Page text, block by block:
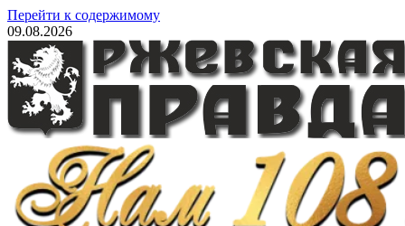
Перейти к содержимому
09.08.2026